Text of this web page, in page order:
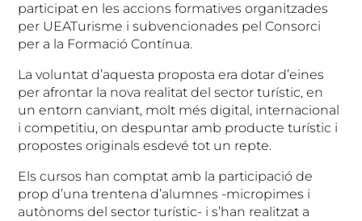
participat en les accions formatives organitzades
per UEATurisme i subvencionades pel Consorci
per a la Formació Contínua.
La voluntat d’aquesta proposta era dotar d’eines
per afrontar la nova realitat del sector turístic, en
un entorn canviant, molt més digital, internacional
i competitiu, on despuntar amb producte turístic i
propostes originals esdevé tot un repte.
Els cursos han comptat amb la participació de
prop d’una trentena d’alumnes -micropimes i
autònoms del sector turístic- i s’han realitzat a